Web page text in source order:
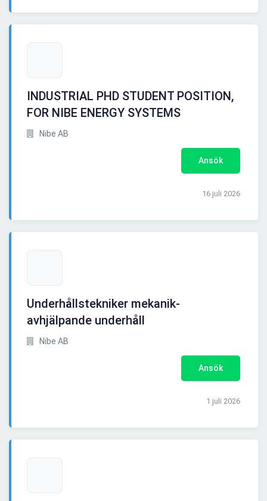
INDUSTRIAL PHD STUDENT POSITION,
FOR NIBE ENERGY SYSTEMS
Nibe AB
Ansök
16 juli 2026
Underhållstekniker mekanik-
avhjälpande underhåll
Nibe AB
Ansök
1 juli 2026